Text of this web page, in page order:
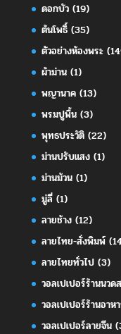
ดอกบัว(19)
ต้นโพธิ์(35)
ตัวอย่างห้องพระ
ผ้าม่าน(1)
พญานาค(13)
พรมปูพื้น(3)
พุทธประวัติ(22)
ม่านปรับแสง(1)
ม่านม้วน(1)
มู่ลี่(1)
ลายช้าง(12)
ลายไทย-สั่งพิมพ์
ลายไทยทั่วไป(3)
วอลเปเปอร์ร้านนวด
วอลเปเปอร์ร้านอาห
วอลเปเปอร์ลายจีน